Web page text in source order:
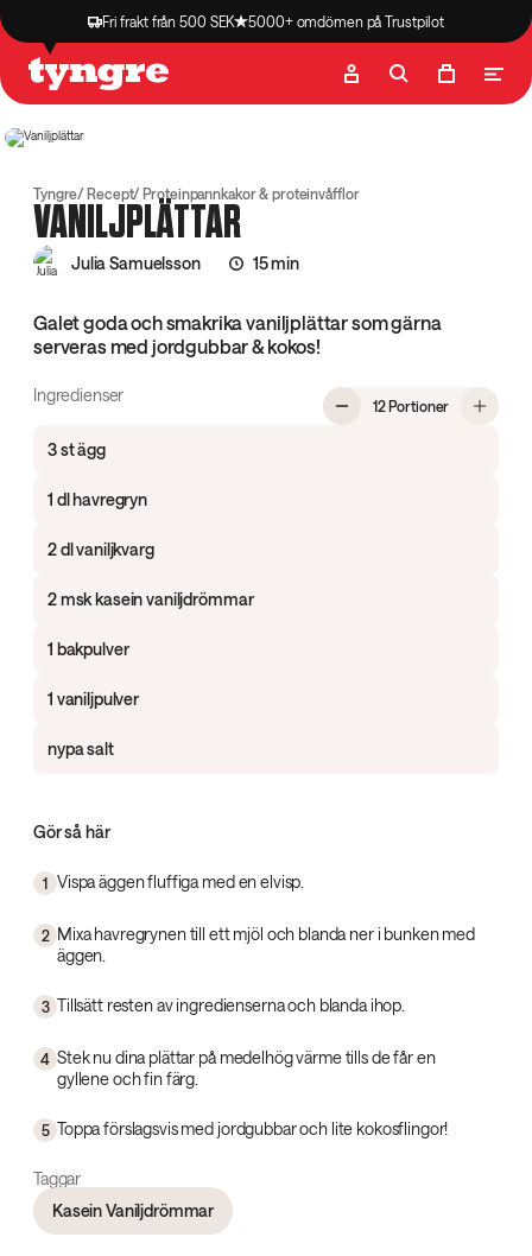
Fri frakt från 500 SEK 5000+ omdömen på Trustpilot
Butik Recept
Tyngre Recept Proteinpannkakor & proteinvåfflor
VANILJPLÄTTAR
Julia Samuelsson 15 min
Galet goda och smakrika vaniljplättar som gärna
serveras med jordgubbar & kokos!
Ingredienser
12 Portioner, Vaniljplättar
3 st ägg
1 dl havregryn
2 dl vaniljkvarg
2 msk kasein vaniljdrömmar
1 bakpulver
1 vaniljpulver
nypa salt
Gör så här
1 Vispa äggen fluffiga med en elvisp.
2 Mixa havregrynen till ett mjöl och blanda ner i bunken med
äggen.
3 Tillsätt resten av ingredienserna och blanda ihop.
4 Stek nu dina plättar på medelhög värme tills de får en
gyllene och fin färg.
5 Toppa förslagsvis med jordgubbar och lite kokosflingor!
Taggar
Kasein Vaniljdrömmar